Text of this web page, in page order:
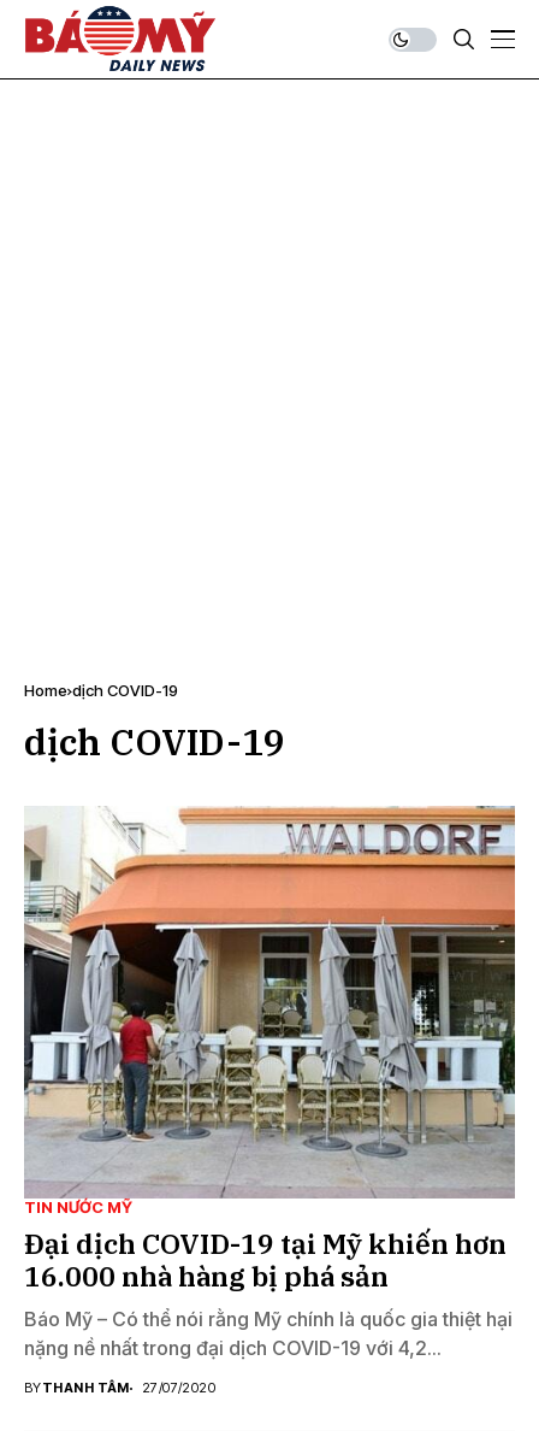
Home dịch COVID-19
dịch COVID-19
TIN NƯỚC MỸ
Đại dịch COVID-19 tại Mỹ khiến hơn
16.000 nhà hàng bị phá sản
Báo Mỹ – Có thể nói rằng Mỹ chính là quốc gia thiệt hại
nặng nề nhất trong đại dịch COVID-19 với 4,2...
BYTHANH TÂM 27/07/2020